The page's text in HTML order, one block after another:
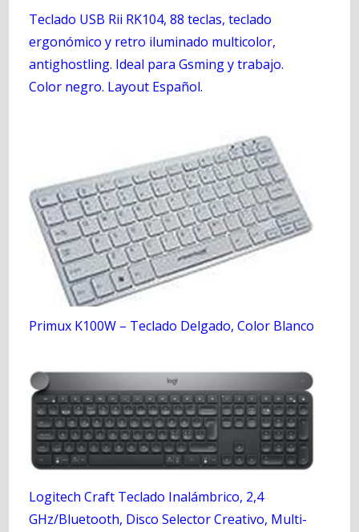
Teclado USB Rii RK104, 88 teclas, teclado
ergonómico y retro iluminado multicolor,
antighostling. Ideal para Gsming y trabajo.
Color negro. Layout Español.
Primux K100W – Teclado Delgado, Color Blanco
Logitech Craft Teclado Inalámbrico, 2,4
GHz/Bluetooth, Disco Selector Creativo, Multi-